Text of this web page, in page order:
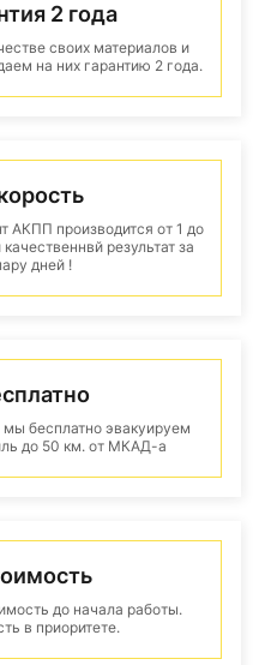
2 года
своих материалов и
на них гарантию 2 года.
АКПП производится от 1 до
результат за
дней !
бесплатно эвакуируем
до 50 км. от МКАД-а
до начала работы.
в приоритете.